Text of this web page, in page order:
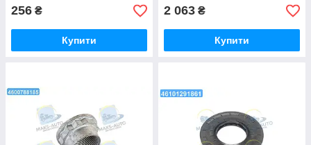
256 ₴
Купити
2 063 ₴
Купити